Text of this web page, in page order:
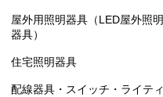
屋外用照明器具（LED屋外照明
器具）
住宅照明器具
配線器具・スイッチ・ライティ